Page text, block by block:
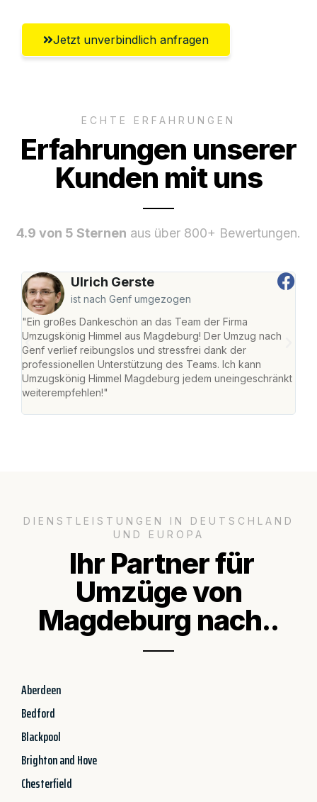
Jetzt unverbindlich anfragen
ECHTE ERFAHRUNGEN
Erfahrungen unserer
Kunden mit uns
4.9 von 5 Sternen aus über 800+ Bewertungen.
Ulrich Gerste
ist nach Genf umgezogen
"Ein großes Dankeschön an das Team der Firma
Umzugskönig Himmel aus Magdeburg! Der Umzug nach
Genf verlief reibungslos und stressfrei dank der
professionellen Unterstützung des Teams. Ich kann
Umzugskönig Himmel Magdeburg jedem uneingeschränkt
weiterempfehlen!"
DIENSTLEISTUNGEN IN DEUTSCHLAND
UND EUROPA
Ihr Partner für
Umzüge von
Magdeburg nach..
Aberdeen
Bedford
Blackpool
Brighton and Hove
Chesterfield